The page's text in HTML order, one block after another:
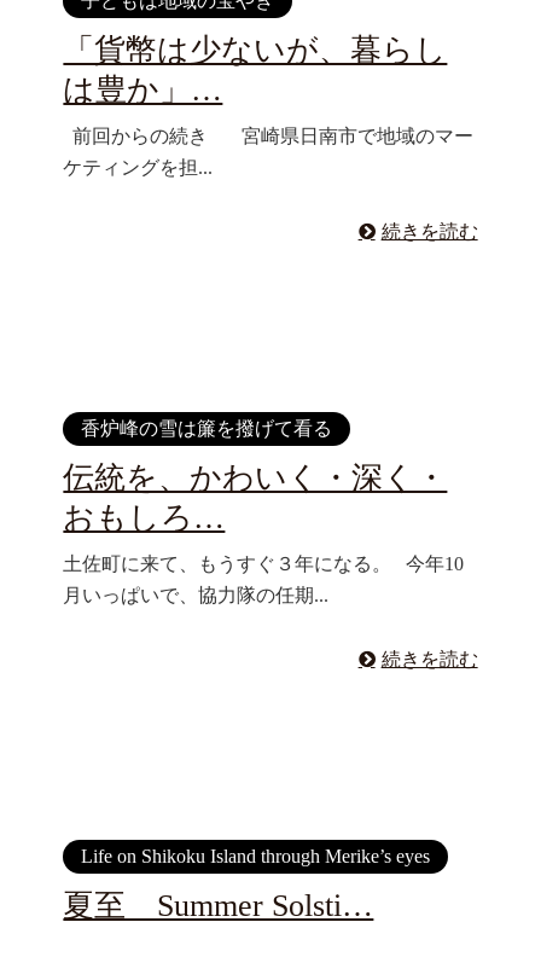
「貨幣は少ないが、暮らし
は豊か」…
前回からの続き 宮崎県日南市で地域のマー
ケティングを担...
続きを読む
香炉峰の雪は簾を撥げて看る
伝統を、かわいく・深く・
おもしろ…
土佐町に来て、もうすぐ３年になる。 今年10
月いっぱいで、協力隊の任期...
続きを読む
Life on Shikoku Island through Merike’s eyes
夏至 Summer Solsti…